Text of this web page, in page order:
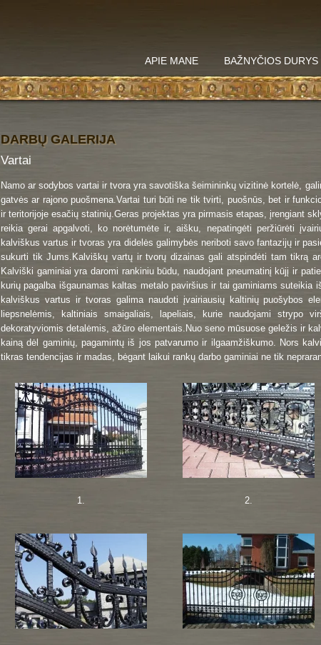
BAŽNYČIOS DURYS
APIE MANE
DARBŲ GALERIJA
Vartai
Namo ar sodybos vartai ir tvora yra savotiška šeimininkų vizitinė kortelė,
gatvės ar rajono puošmena.Vartai turi būti ne tik tvirti, puošnūs, bet ir
ir teritorijoje esačių statinių.Geras projektas yra pirmasis etapas, įrengiant
reikia gerai apgalvoti, ko norėtumėte ir, aišku, nepatingėti peržiūrėti
kalviškus vartus ir tvoras yra didelės galimybės neriboti savo fantazijų ir
sukurti tik Jums.Kalviškų vartų ir tvorų dizainas gali atspindėti tam tikrą
Kalviški gaminiai yra daromi rankiniu būdu, naudojant pneumatinį kūjį ir
kurių pagalba išgaunamas kaltas metalo paviršius ir tai gaminiams suteikia
kalviškus vartus ir tvoras galima naudoti įvairiausių kaltinių puošybos
liepsnelėmis, kaltiniais smaigaliais, lapeliais, kurie naudojami strypo
dekoratyviomis detalėmis, ažūro elementais.Nuo seno mūsuose geležis ir
kainą dėl gaminių, pagamintų iš jos patvarumo ir ilgaamžiškumo. Nors
tikras tendencijas ir madas, bėgant laikui rankų darbo gaminiai ne tik
1. 2.